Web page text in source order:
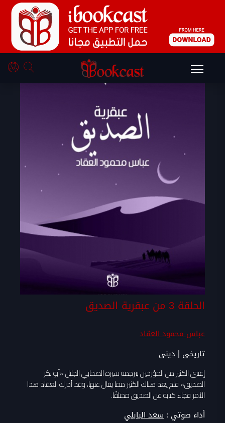
الحلقة 3 من عبقرية الصديق
عباس محمود العقاد
تاريخى |دينى
إعتنى الكثير من المؤرخين بترجمة سيرة الصحابي الجليل «أبو بكر
الصديق» فلم يعد هناك الكثير مما يقال عنها، وقد أدرك العقاد هذا
الأمر فجاء كتابه عن الصديق مختلفًا.
أداء صوتي :سعد البابلي